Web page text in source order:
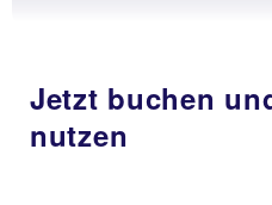
Jetzt buchen
nutzen